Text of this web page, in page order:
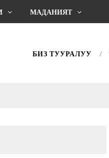
МАДАНИЯТ
БИЗ ТУУРАЛУУ